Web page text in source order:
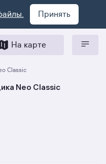
Принять
На карте
Classic
Neo Classic